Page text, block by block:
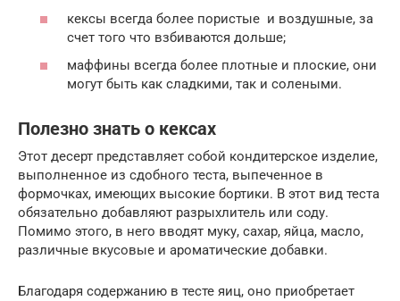
кексы всегда более пористые и воздушные, за
счет того что взбиваются дольше;
маффины всегда более плотные и плоские, они
могут быть как сладкими, так и солеными.
Полезно знать о кексах
Этот десерт представляет собой кондитерское изделие,
выполненное из сдобного теста, выпеченное в
формочках, имеющих высокие бортики. В этот вид теста
обязательно добавляют разрыхлитель или соду.
Помимо этого, в него вводят муку, сахар, яйца, масло,
различные вкусовые и ароматические добавки.
Благодаря содержанию в тесте яиц, оно приобретает